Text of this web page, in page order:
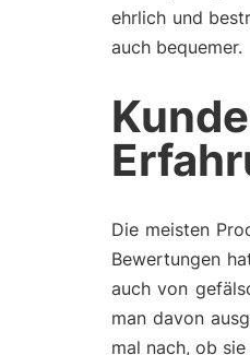
ehrlich und
auch bequemer.
Die meisten
Bewertungen
auch von
man davon
mal nach, ob